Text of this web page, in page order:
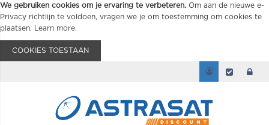
We gebruiken cookies om je ervaring te verbeteren. Om aan de nieuwe e-
Privacy richtlijn te voldoen, vragen we je om toestemming om cookies te
plaatsen.
Learn more.
COOKIES TOESTAAN